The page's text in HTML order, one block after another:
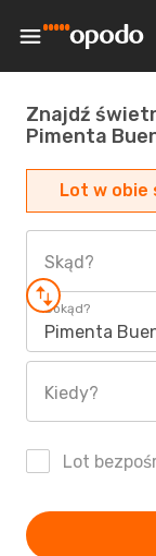
Znajdź
Pimenta
Lot w obie
Skąd?
Dokąd?
Pimenta
Kiedy?
Lot